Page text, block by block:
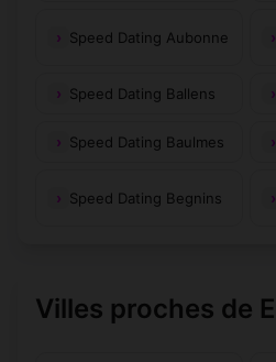
Speed Dating Aubonne
Speed Dating Ballens
Speed Dating Baulmes
Speed Dating Begnins
Villes proches de